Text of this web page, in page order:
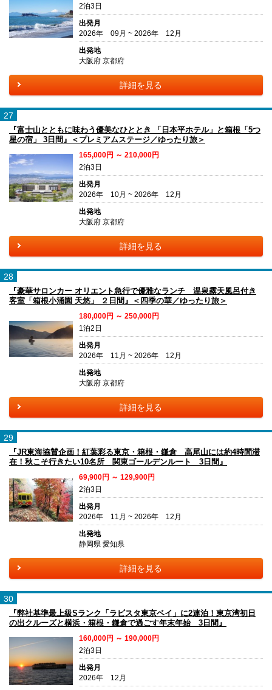
2泊3日
出発月
2026年 09月 ~ 2026年 12月
出発地
大阪府 京都府
詳細を見る
27
『富士山とともに味わう優美なひととき 「日本平ホテル」と箱根「5つ
星の宿」 3日間』＜プレミアムステージ／ゆったり旅＞
165,000円 ～ 210,000円
2泊3日
出発月
2026年 10月 ~ 2026年 12月
出発地
大阪府 京都府
詳細を見る
28
『豪華サロンカー オリエント急行で優雅なランチ 温泉露天風呂付き
客室「箱根小涌園 天悠」 ２日間』＜四季の華／ゆったり旅＞
180,000円 ～ 250,000円
1泊2日
出発月
2026年 11月 ~ 2026年 12月
出発地
大阪府 京都府
詳細を見る
29
『JR東海協賛企画！紅葉彩る東京・箱根・鎌倉 高尾山には約4時間滞
在！秋こそ行きたい10名所 関東ゴールデンルート 3日間』
69,900円 ～ 129,900円
2泊3日
出発月
2026年 11月 ~ 2026年 12月
出発地
静岡県 愛知県
詳細を見る
30
『弊社基準最上級Sランク「ラビスタ東京ベイ」に2連泊！東京湾初日
の出クルーズと横浜・箱根・鎌倉で過ごす年末年始 3日間』
160,000円 ～ 190,000円
2泊3日
出発月
2026年 12月